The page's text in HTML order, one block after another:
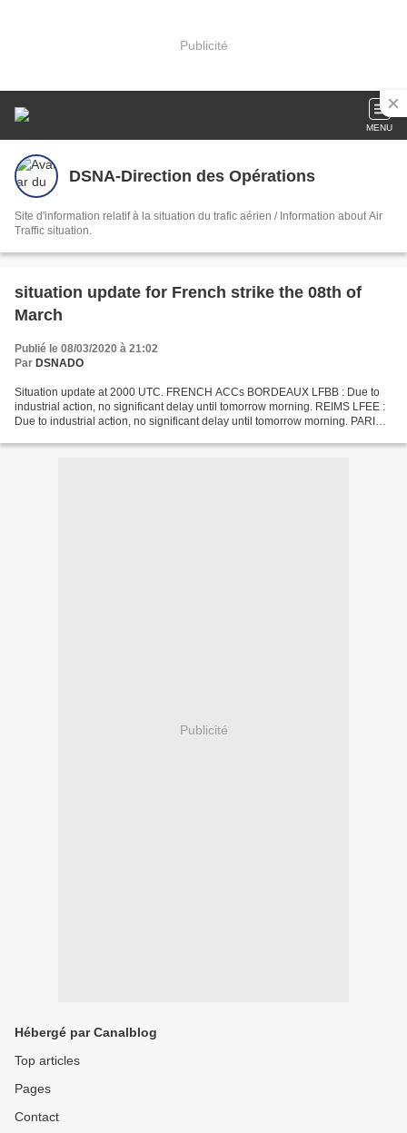
Publicité
MENU
DSNA-Direction des Opérations
Site d'information relatif à la situation du trafic aérien / Information about Air
Traffic situation.
situation update for French strike the 08th of
March
Publié le 08/03/2020 à 21:02
Par DSNADO
Situation update at 2000 UTC. FRENCH ACCs BORDEAUX LFBB : Due to
industrial action, no significant delay until tomorrow morning. REIMS LFEE :
Due to industrial action, no significant delay until tomorrow morning. PARIS
Publicité
Hébergé par Canalblog
Top articles
Pages
Contact